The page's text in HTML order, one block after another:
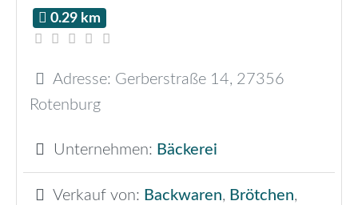
0.29 km
Adresse: Gerberstraße 14, 27356
Rotenburg
Unternehmen: Bäckerei
Verkauf von: Backwaren, Brötchen,